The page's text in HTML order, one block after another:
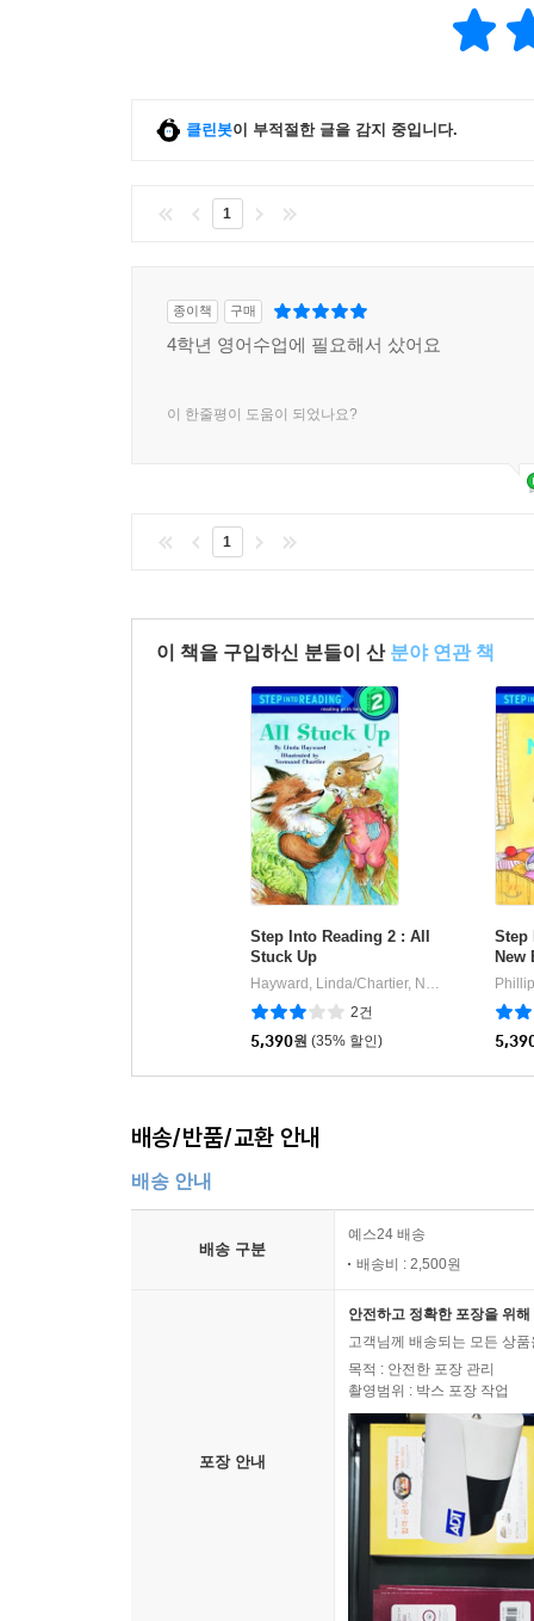
클린봇이 부적절한 글을 감지 중입니다.
1
종이책 구매
4학년 영어수업에 필요해서 샀어요
이 한줄평이 도움이 되었나요?
1
이 책을 구입하신 분들이 산 분야 연관 책
Step Into Reading 2 : All
Stuck Up
Hayward, Linda/Chartier, Normand(ILL) |
2건
5,390원 (35% 할인)
Step
New
배송/반품/교환 안내
배송 안내
배송 구분
예스24 배송
배송비 : 2,500원
포장 안내
안전하고 정확한 포장을 위
고객님께 배송되는 모든 상
목적 : 안전한 포장 관리
촬영범위 : 박스 포장 작업